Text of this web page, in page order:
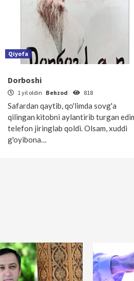
Qiyofa
Dorboshi
1 yil oldin Behzod 818
Safardan qaytib, qo'limda sovg'a
qilingan kitobni aylantirib turgan
telefon jiringlab qoldi. Olsam, xuddi
g'oyibona…